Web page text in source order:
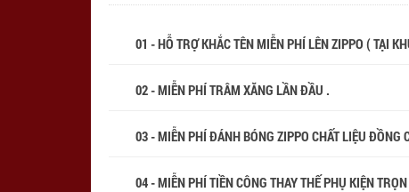
01 - HỖ TRỢ KHẮC TÊN MIỄN PHÍ LÊN ZIPPO ( TẠI
02 - MIỄN PHÍ TRÂM XĂNG LẦN ĐẦU .
03 - MIỄN PHÍ ĐÁNH BÓNG ZIPPO CHẤT LIỆU ĐỒNG
04 - MIỄN PHÍ TIỀN CÔNG THAY THẾ PHỤ KIỆN